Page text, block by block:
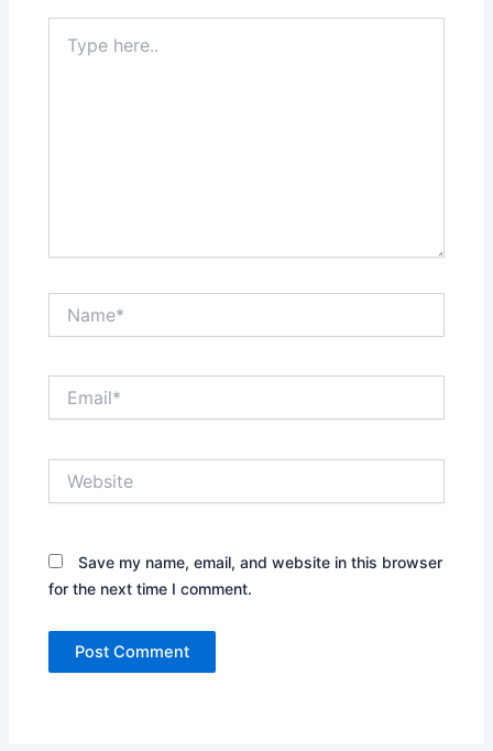
here..
Save my name, email, and website in this browser
for the next time I comment.